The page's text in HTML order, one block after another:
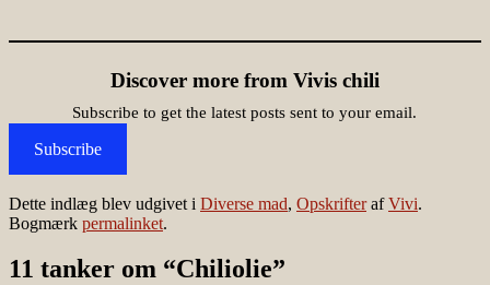
Discover more from Vivis chili
Subscribe to get the latest posts sent to your email.
Subscribe
Dette indlæg blev udgivet i Diverse mad, OpskrifterafVivi.
Bogmærk permalinket.
11 tanker om “Chiliolie”